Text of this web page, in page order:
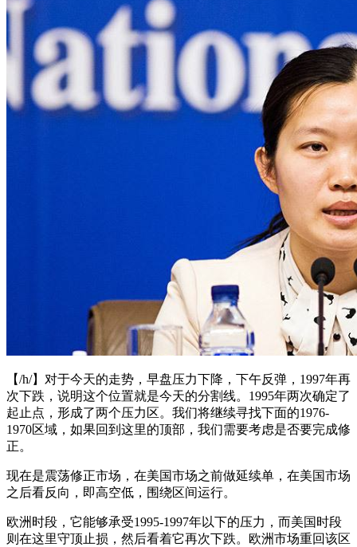
【/h/】对于今天的走势，早盘压力下降，下午反弹，1997年再
次下跌，说明这个位置就是今天的分割线。1995年两次确定了
起止点，形成了两个压力区。我们将继续寻找下面的1976-
1970区域，如果回到这里的顶部，我们需要考虑是否要完成修
正。
现在是震荡修正市场，在美国市场之前做延续单，在美国市场
之后看反向，即高空低，围绕区间运行。
欧洲时段，它能够承受1995-1997年以下的压力，而美国时段
则在这里守顶止损，然后看着它再次下跌。欧洲市场重回该区